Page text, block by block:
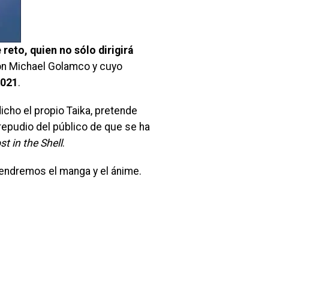
reto, quien no sólo dirigirá
Michael Golamco y cuyo
.
el propio Taika, pretende
del público de que se ha
in the Shell.
el manga y el ánime.